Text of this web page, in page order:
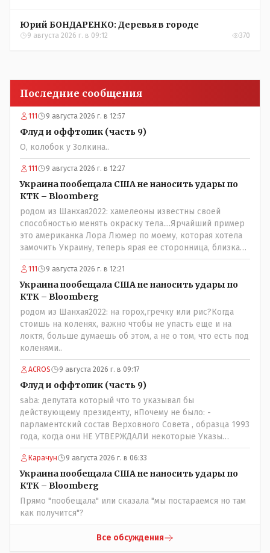
Юрий БОНДАРЕНКО: Деревья в городе
9 августа 2026 г. в 09:12 370
Последние сообщения
111 9 августа 2026 г. в 12:57
Флуд и оффтопик (часть 9)
О, колобок у Золкина..
111 9 августа 2026 г. в 12:27
Украина пообещала США не наносить удары по
КТК – Bloomberg
родом из Шанхая2022: хамелеоны известны своей
способностью менять окраску тела....Ярчайший пример
это американка Лора Люмер по моему, которая хотела
замочить Украину, теперь ярая ее сторонница, близкая
к Трампу. Ну и западные страны тем более, которые
предоставляли Зеленскому убежище, чтоб он бежал и
которые развернулись потом на 180 или 360 градусов,
посмотрев на того, как он не сдался, но ты же там сам
живешь и многое знаешь о тех, на кого работаешь.. Это
просто прагматизм и ничего личного. Победим мы, они
встанут под нас и наоборот и все это понимают..
111 9 августа 2026 г. в 12:21
Украина пообещала США не наносить удары по
КТК – Bloomberg
родом из Шанхая2022: на горох,гречку или рис?Когда
стоишь на коленях, важно чтобы не упасть еще и на
локтя, больше думаешь об этом, а не о том, что есть под
коленями..
ACROS 9 августа 2026 г. в 09:17
Флуд и оффтопик (часть 9)
saba: депутата который что то указывал бы
действующему президенту, нПочему не было: -
парламентский состав Верховного Совета , образца 1993
года, когда они НЕ УТВЕРЖДАЛИ некоторые Указы
Назарбаева, особенно в части выборов и перевыборов и
некоторых вопросах внутренней политики, и тогда
Назарбай волевым Указом РАСПУСТИЛ этот бунтарский
состав. Имя - Серикболсын Абдильдин вам знакомо -
юывший секретарь ЦК КП Казахстана , впоследствии -
депутат Верховного Совета и Мажлиса и Председатель
НЕОДНОКРАТНО, указывал и многократно на недостатки
Назарбая и предлагал ему самому ДОБРОВОЛЬНО уйти с
Карачун 9 августа 2026 г. в 06:33
Украина пообещала США не наносить удары по
КТК – Bloomberg
Прямо "пообещала" или сказала "мы постараемся но там
как получится"?
Все обсуждения